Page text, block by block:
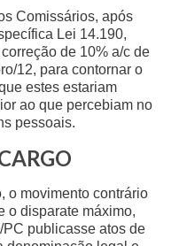
Comissários, após
Lei 14.190,
de 10% a/c de
12, para contornar o
estes estariam
ao que percebiam no
pessoais.
o movimento contrário
o disparate máximo,
publicasse atos de